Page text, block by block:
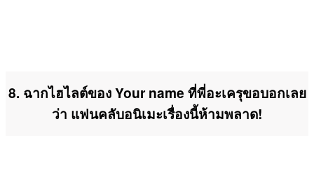
8. ฉากไฮไลต์ของ Your name ที่พี่อะเครุขอบอกเลย
ว่า แฟนคลับอนิเมะเรื่องนี้ห้ามพลาด!